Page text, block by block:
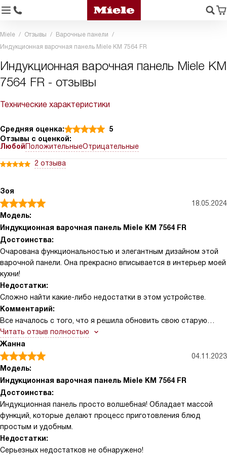
Miele Отзывы
Варочные панели
Индукционная варочная панель Miele KM 7564 FR
Индукционная варочная панель Miele KM
7564 FR - отзывы
Технические характеристики
Средняя оценка:
5
Отзывы с оценкой:
ЛюбойПоложительныеОтрицательные
2 отзыва
Зоя
18.05.2024
Модель:
Индукционная варочная панель Miele KM 7564 FR
Достоинства:
Очарована функциональностью и элегантным дизайном этой
варочной панели. Она прекрасно вписывается в интерьер моей
кухни!
Недостатки:
Сложно найти какие-либо недостатки в этом устройстве.
Комментарий:
Все началось с того, что я решила обновить свою старую
варочную панель. Наткнулась на эту красотку и сразу
влюбилась! Она просто излучает стиль и элегантность!
Использование этой панели - настоящее удовольствие. Она
невероятно быстрая и эффективная. Я могу одновременно
готовить несколько блюд, и все они получаются идеальными.
готовлю большой ужин для семьи или друзей. Однажды, когда
я готовила блинчики на завтрак, я забыла выключить панель. К
моему удивлению, она автоматически отключилась, когда
блинчики были готовы. Эта функция безопасности просто
великолепна! Еще одной особенностью, которую я обожаю,
Читать отзыв полностью
Жанна
04.11.2023
Модель:
Индукционная варочная панель Miele KM 7564 FR
Достоинства:
Индукционная панель просто волшебная! Обладает массой
функций, которые делают процесс приготовления блюд
простым и удобным.
Недостатки:
Серьезных недостатков не обнаружено!